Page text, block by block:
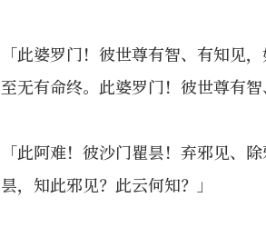
「此婆罗门！彼世尊有智、有知见
至无有命终。此婆罗门！彼世尊有
「此阿难！彼沙门瞿昙！弃邪见、
昙，知此邪见？此云何知？」